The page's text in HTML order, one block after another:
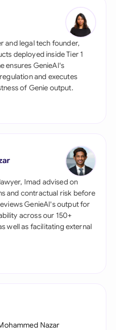
and legal tech founder,
deployed inside Tier 1
ensures GenieAI's
and executes
of Genie output.
Imad advised on
and contractual risk before
GenieAI's output for
across our 150+
well as facilitating external
Nazar